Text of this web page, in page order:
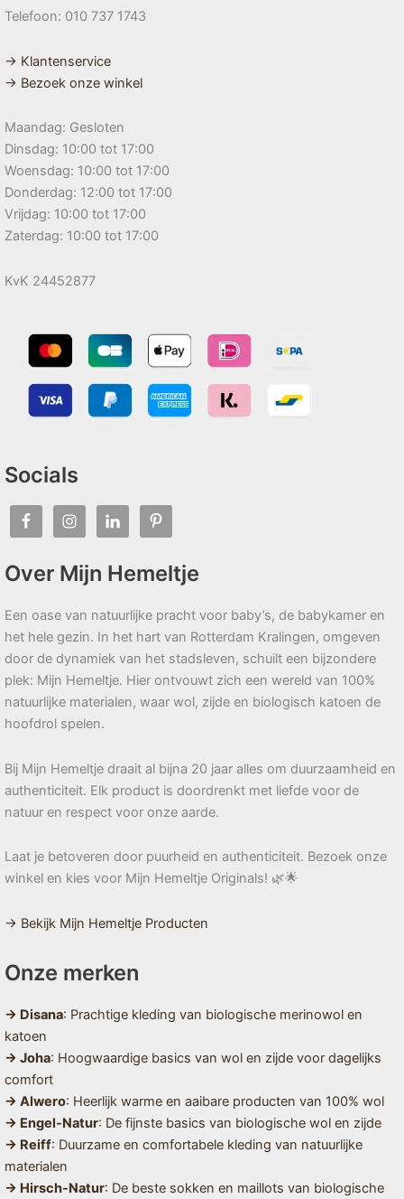
Telefoon: 010 737 1743
→ Klantenservice
→ Bezoek onze winkel
Maandag: Gesloten
Dinsdag: 10:00 tot 17:00
Woensdag: 10:00 tot 17:00
Donderdag: 12:00 tot 17:00
Vrijdag: 10:00 tot 17:00
Zaterdag: 10:00 tot 17:00
KvK 24452877
Socials
Over Mijn Hemeltje
Een oase van natuurlijke pracht voor baby’s, de babykamer en
het hele gezin. In het hart van Rotterdam Kralingen, omgeven
door de dynamiek van het stadsleven, schuilt een bijzondere
plek: Mijn Hemeltje. Hier ontvouwt zich een wereld van 100%
natuurlijke materialen, waar wol, zijde en biologisch katoen de
hoofdrol spelen.
Bij Mijn Hemeltje draait al bijna 20 jaar alles om duurzaamheid en
authenticiteit. Elk product is doordrenkt met liefde voor de
natuur en respect voor onze aarde.
Laat je betoveren door puurheid en authenticiteit. Bezoek onze
winkel en kies voor Mijn Hemeltje Originals! 🌿🌟
→ Bekijk Mijn Hemeltje Producten
Onze merken
→ Disana: Prachtige kleding van biologische merinowol en
katoen
→ Joha: Hoogwaardige basics van wol en zijde voor dagelijks
comfort
→ Alwero: Heerlijk warme en aaibare producten van 100% wol
→ Engel-Natur: De fijnste basics van biologische wol en zijde
→ Reiff: Duurzame en comfortabele kleding van natuurlijke
materialen
→ Hirsch-Natur: De beste sokken en maillots van biologische